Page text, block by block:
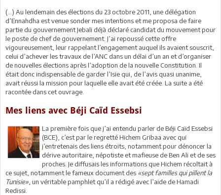
(…) Au lendemain des élections du 23 octobre 2011, une délégation
d’Ennahdha est venue sonder mes intentions et me proposa de faire
partie du gouvernement Jebali déjà déclaré candidat du mouvement pour
le poste de chef de gouvernement. J’ai repoussé cette offre
vigoureusement, leur rappelant l’engagement auquel ils avaient souscrit,
celui d’achever les travaux de l’ANC dans un délai d’un an et d’organiser
de nouvelles élections après l’adoption de la nouvelle Constitution. Il
était donc indispensable de garder l’Isie qui, de l’avis quasi unanime,
avait réussi la mission pour laquelle elle avait été créée. La suite a été
racontée dans cet ouvrage.
Mes liens avec Béji Caïd Essebsi
La première fois que j’ai entendu parler de Béji Caïd Essebsi
(BCE), c’est par le regretté Hichem Gribaa avec qui
j’entretenais des liens étroits, notamment pour dénoncer la
dérive autoritaire, népotiste et mafieuse de Ben Ali et de ses
proches. Je diffusais les informations que Hichem récoltait à
ce sujet, notamment le fameux document des «sept familles qui pillent la
Tunisie» , un véritable pamphlet qu’il a rédigé avec l’aide de Hamadi
Redissi.